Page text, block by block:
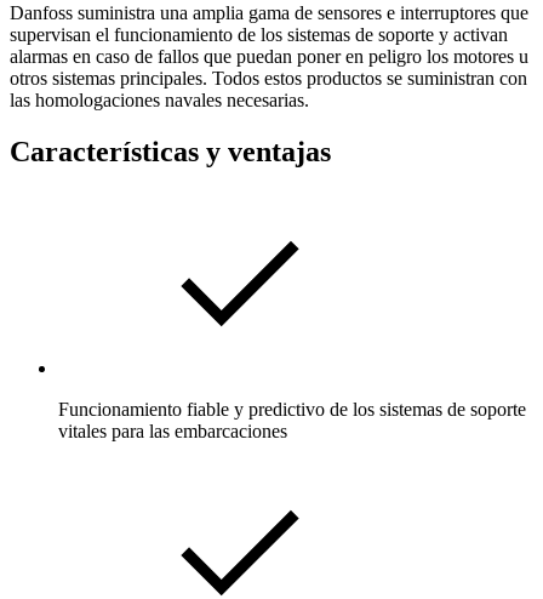
Danfoss suministra una amplia gama de sensores e interruptores que
supervisan el funcionamiento de los sistemas de soporte y activan
alarmas en caso de fallos que puedan poner en peligro los motores u
otros sistemas principales. Todos estos productos se suministran con
las homologaciones navales necesarias.
Características y ventajas
Funcionamiento fiable y predictivo de los sistemas de soporte
vitales para las embarcaciones